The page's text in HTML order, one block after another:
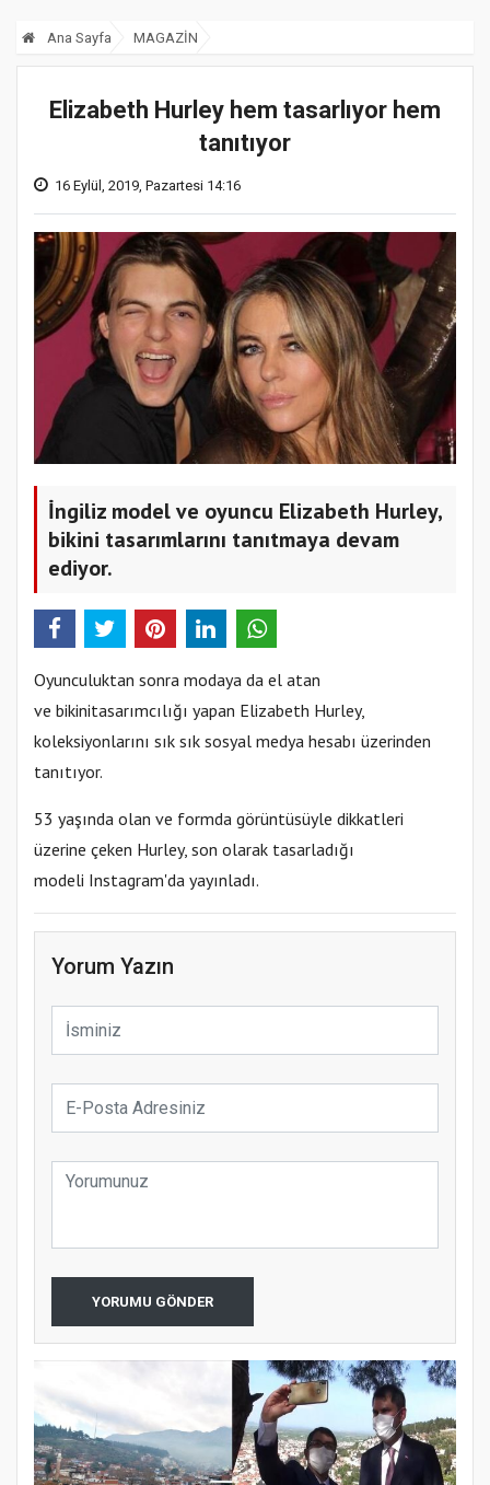
Ana Sayfa MAGAZİN
Elizabeth Hurley hem tasarlıyor hem
tanıtıyor
16 Eylül, 2019, Pazartesi 14:16
İngiliz model ve oyuncu Elizabeth Hurley,
bikini tasarımlarını tanıtmaya devam
ediyor.
Oyunculuktan sonra modaya da el atan
ve bikinitasarımcılığı yapan Elizabeth Hurley,
koleksiyonlarını sık sık sosyal medya hesabı üzerinden
tanıtıyor.
53 yaşında olan ve formda görüntüsüyle dikkatleri
üzerine çeken Hurley, son olarak tasarladığı
modeli Instagram'da yayınladı.
Yorum Yazın
YORUMU GÖNDER